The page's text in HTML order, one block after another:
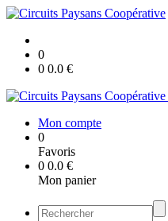
0
0 0.0 €
Mon compte
0
Favoris
0 0.0 €
Mon panier